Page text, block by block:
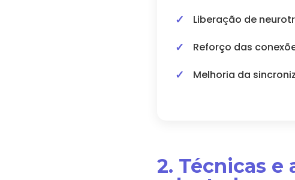
Liberação de
Reforço das
Melhoria da
2. Técnicas